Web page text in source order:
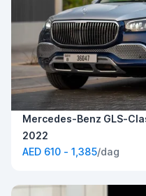
Mercedes-Benz GLS-
2022
AED 610 - 1,385/dag